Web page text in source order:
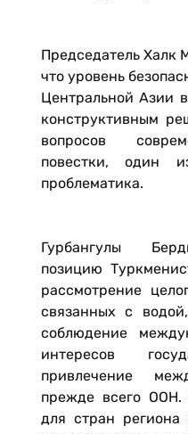
Председатель Халк
что уровень
Центральной Азии
конструктивным
вопросов
повестки, один
проблематика.
Гурбангулы
позицию
рассмотрение
связанных с
соблюдение
интересов
привлечение
прежде всего
для стран региона